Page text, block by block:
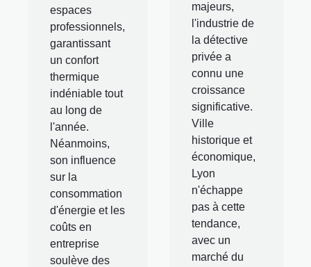
espaces
professionnels,
garantissant
un confort
thermique
indéniable tout
au long de
l'année.
Néanmoins,
son influence
sur la
consommation
d'énergie et les
coûts en
entreprise
soulève des
majeurs,
l'industrie de
la détective
privée a
connu une
croissance
significative.
Ville
historique et
économique,
Lyon
n'échappe
pas à cette
tendance,
avec un
marché du